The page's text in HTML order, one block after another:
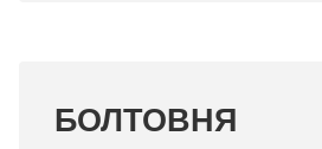
БОЛТОВНЯ